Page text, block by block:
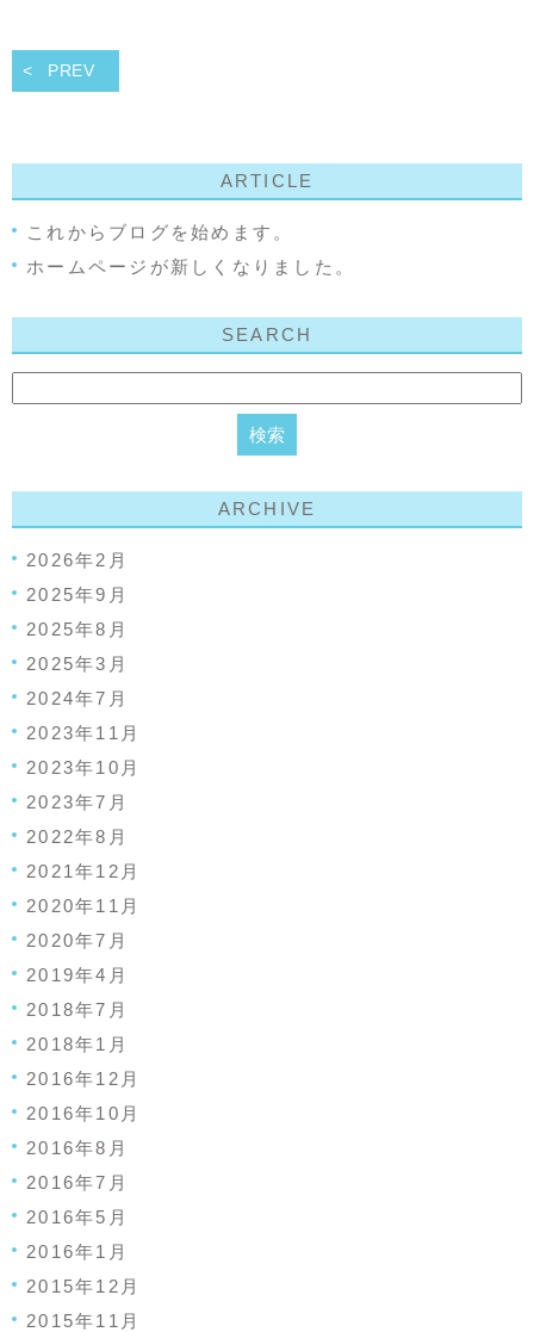
PREV
ARTICLE
これからブログを始めます。
ホームページが新しくなりました。
SEARCH
ARCHIVE
2026年2月
2025年9月
2025年8月
2025年3月
2024年7月
2023年11月
2023年10月
2023年7月
2022年8月
2021年12月
2020年11月
2020年7月
2019年4月
2018年7月
2018年1月
2016年12月
2016年10月
2016年8月
2016年7月
2016年5月
2016年1月
2015年12月
2015年11月